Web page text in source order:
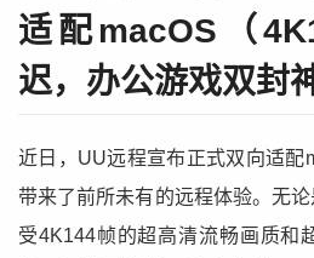
适配macOS（
迟，办公游戏双封
近日，UU远程宣布正式双向适配
带来了前所未有的远程体验。无
受4K144帧的超高清流畅画质和